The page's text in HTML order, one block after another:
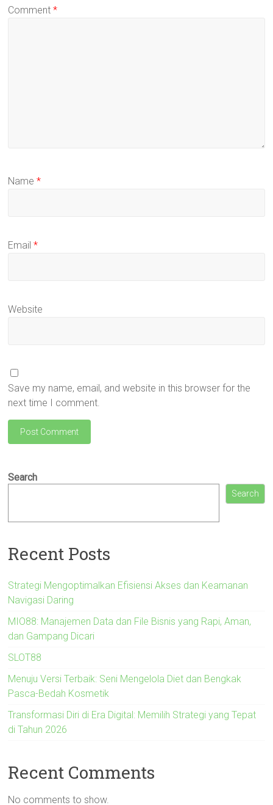
Comment*
Name*
Email*
Website
Save my name, email, and website in this browser for the
next time I comment.
Search
Search
Recent Posts
Strategi Mengoptimalkan Efisiensi Akses dan Keamanan
Navigasi Daring
MIO88: Manajemen Data dan File Bisnis yang Rapi, Aman,
dan Gampang Dicari
SLOT88
Menuju Versi Terbaik: Seni Mengelola Diet dan Bengkak
Pasca-Bedah Kosmetik
Transformasi Diri di Era Digital: Memilih Strategi yang Tepat
di Tahun 2026
Recent Comments
No comments to show.